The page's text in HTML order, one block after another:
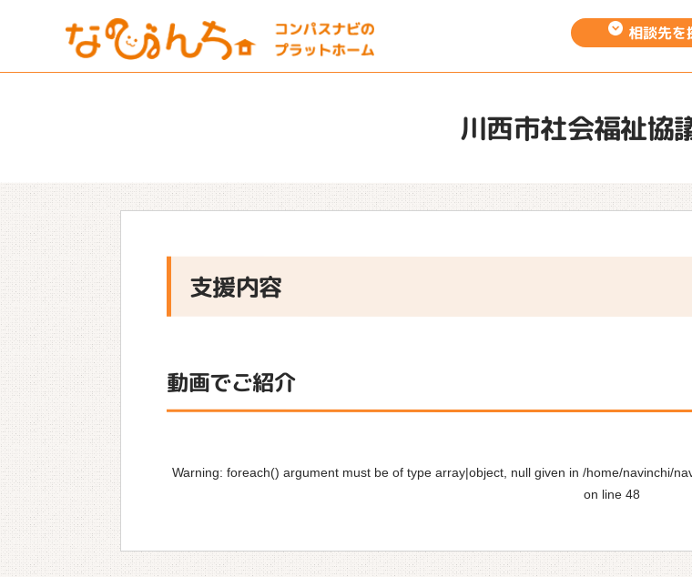
相談先を
川西市社会福祉協
支援内容
動画でご紹介
Warning: foreach() argument must be of type array|object, null given in /home/navinchi/
on line 48